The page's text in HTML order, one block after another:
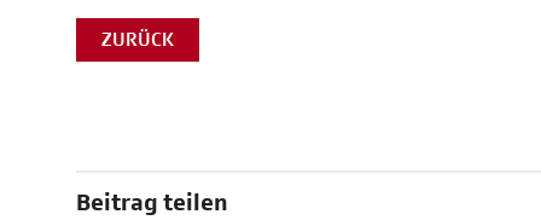
ZURÜCK
Beitrag teilen